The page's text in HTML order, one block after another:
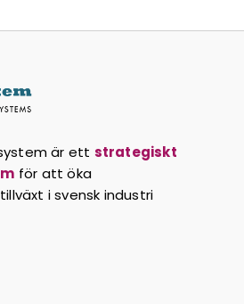
är ett strategiskt
för att öka
i svensk industri